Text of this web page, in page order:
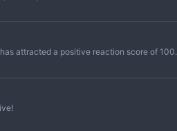
attracted a positive reaction score of 100.